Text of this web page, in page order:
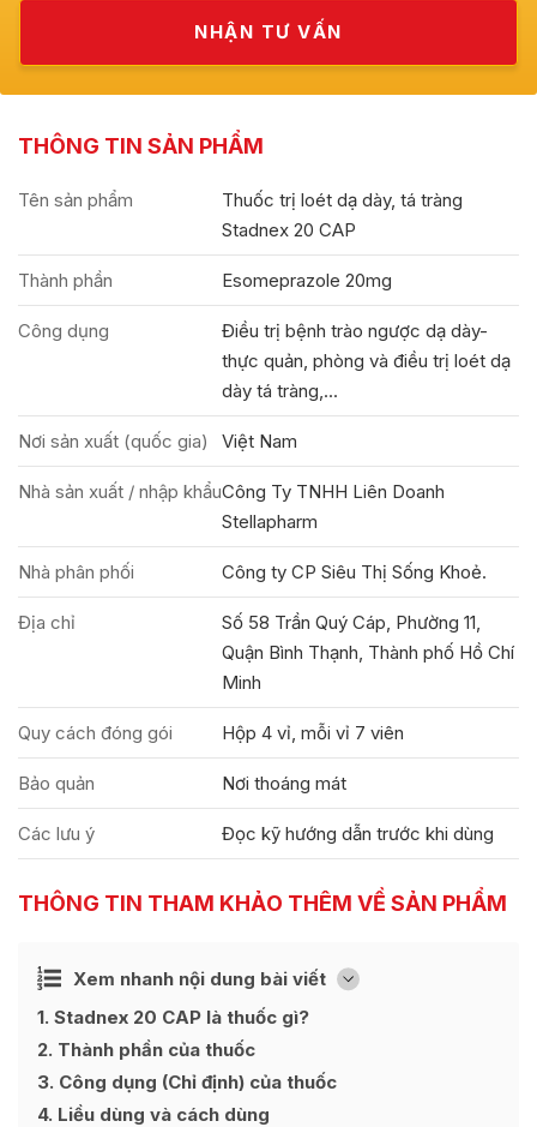
THÔNG TIN SẢN PHẨM
Tên sản phẩm
Thuốc trị loét dạ dày, tá tràng
Stadnex 20 CAP
Thành phần Esomeprazole 20mg
Công dụng
Điều trị bệnh trào ngược dạ dày-
thực quản, phòng và điều trị loét dạ
dày tá tràng,...
Nơi sản xuất (quốc gia) Việt Nam
Nhà sản xuất / nhập khẩuCông Ty TNHH Liên Doanh
Stellapharm
Nhà phân phối Công ty CP Siêu Thị Sống Khoẻ.
Địa chỉ
Số 58 Trần Quý Cáp, Phường 11,
Quận Bình Thạnh, Thành phố Hồ Chí
Minh
Quy cách đóng gói Hộp 4 vỉ, mỗi vỉ 7 viên
Bảo quản Nơi thoáng mát
Các lưu ý Đọc kỹ hướng dẫn trước khi dùng
THÔNG TIN THAM KHẢO THÊM VỀ SẢN PHẨM
Xem nhanh nội dung bài viết [
Ẩn
1 Stadnex 20 CAP là thuốc gì?
2 Thành phần của thuốc
3 Công dụng (Chỉ định) của thuốc
4 Liều dùng và cách dùng